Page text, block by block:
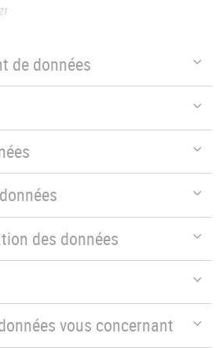
de données
des données
vous concernant